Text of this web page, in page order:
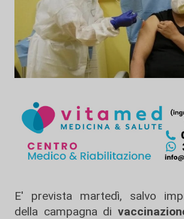
E' prevista martedì, salvo
della campagna di